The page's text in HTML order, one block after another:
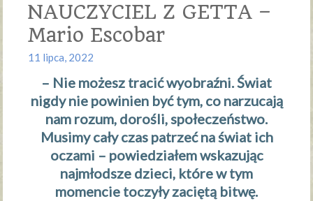
NAUCZYCIEL Z GETTA –
Mario Escobar
11 lipca, 2022
– Nie możesz tracić wyobraźni. Świat
nigdy nie powinien być tym, co narzucają
nam rozum, dorośli, społeczeństwo.
Musimy cały czas patrzeć na świat ich
oczami – powiedziałem wskazując
najmłodsze dzieci, które w tym
momencie toczyły zaciętą bitwę.